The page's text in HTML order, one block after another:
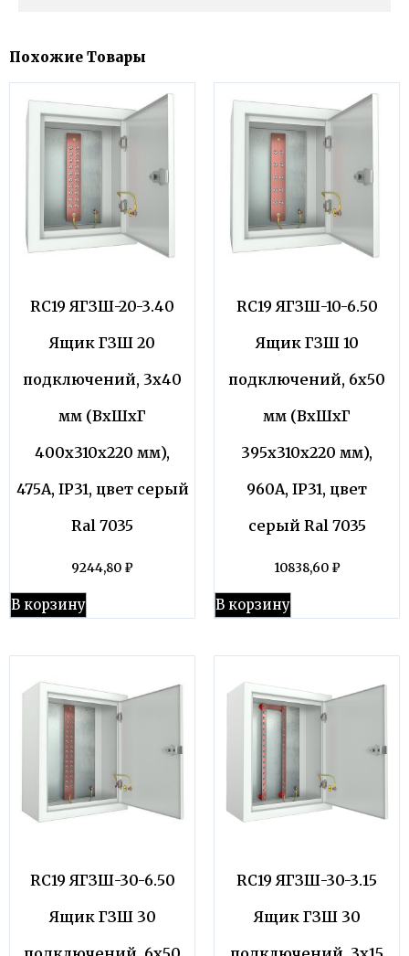
Похожие Товары
RC19 ЯГЗШ-20-3.40
Ящик ГЗШ 20
подключений, 3х40
мм (ВхШхГ
400х310х220 мм),
475А, IP31, цвет серый
Ral 7035
9244,80 ₽
В корзину
RC19 ЯГЗШ-10-6.50
Ящик ГЗШ 10
подключений, 6х50
мм (ВхШхГ
395х310х220 мм),
960А, IP31, цвет
серый Ral 7035
10838,60 ₽
В корзину
RC19 ЯГЗШ-30-6.50
Ящик ГЗШ 30
RC19 ЯГЗШ-30-3.15
Ящик ГЗШ 30